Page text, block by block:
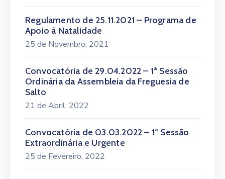
Regulamento de 25.11.2021 – Programa de
Apoio à Natalidade
25 de Novembro, 2021
Convocatória de 29.04.2022 – 1ª Sessão
Ordinária da Assembleia da Freguesia de
Salto
21 de Abril, 2022
Convocatória de 03.03.2022 – 1ª Sessão
Extraordinária e Urgente
25 de Fevereiro, 2022